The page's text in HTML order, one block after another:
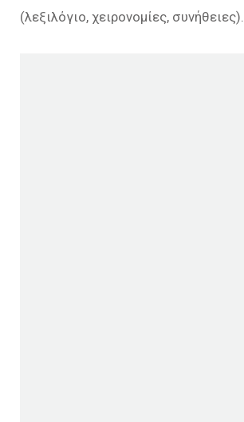
(λεξιλόγιο, χειρονομίες, συνήθειες).